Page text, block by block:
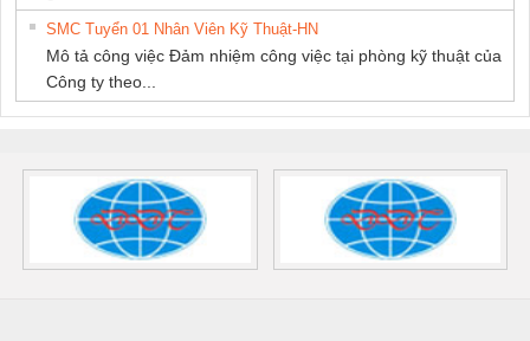
SMC Tuyển 01 Nhân Viên Kỹ Thuật-HN
Mô tả công việc Đảm nhiệm công việc tại phòng kỹ thuật của
Công ty theo...